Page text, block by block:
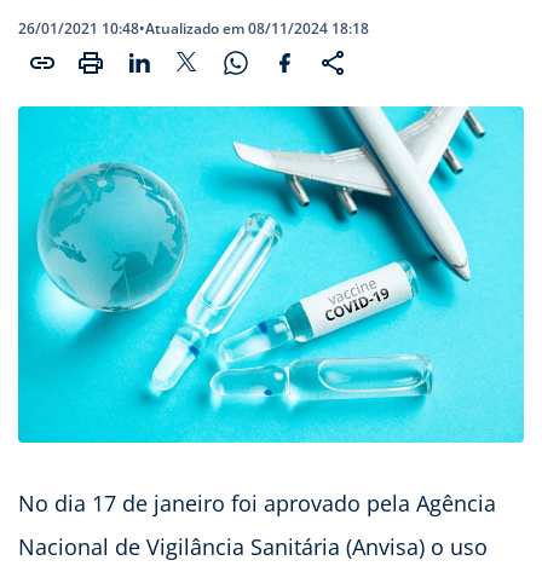
26/01/2021 10:48•Atualizado em 08/11/2024 18:18
No dia 17 de janeiro foi aprovado pela Agência
Nacional de Vigilância Sanitária (Anvisa) o uso